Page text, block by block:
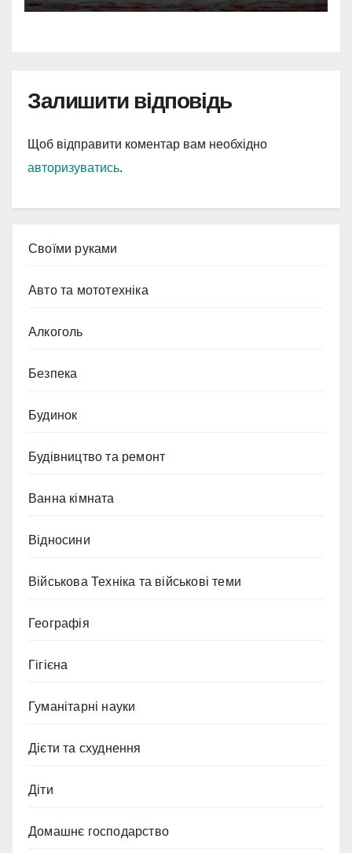
Залишити відповідь
Щоб відправити коментар вам необхідно
авторизуватись.
Cвоїми руками
Авто та мототехніка
Алкоголь
Безпека
Будинок
Будівництво та ремонт
Ванна кімната
Відносини
Військова Техніка та військові теми
Географія
Гігієна
Гуманітарні науки
Дієти та схуднення
Діти
Домашнє господарство